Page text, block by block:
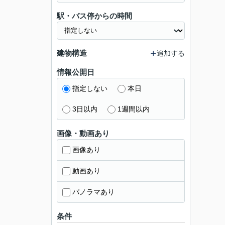
駅・バス停からの時間
建物構造 追加する
情報公開日
指定しない 本日
3日以内 1週間以内
画像・動画あり
画像あり
動画あり
パノラマあり
条件